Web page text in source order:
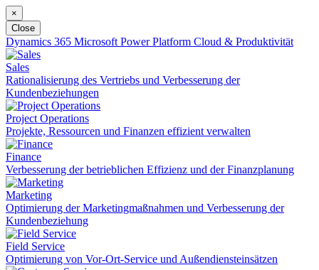
×
Close
Dynamics 365 Microsoft Power Platform Cloud & Produktivität
Sales
Rationalisierung des Vertriebs und Verbesserung der
Kundenbeziehungen
Project Operations
Projekte, Ressourcen und Finanzen effizient verwalten
Finance
Verbesserung der betrieblichen Effizienz und der Finanzplanung
Marketing
Optimierung der Marketingmaßnahmen und Verbesserung der
Kundenbeziehung
Field Service
Optimierung von Vor-Ort-Service und Außendiensteinsätzen